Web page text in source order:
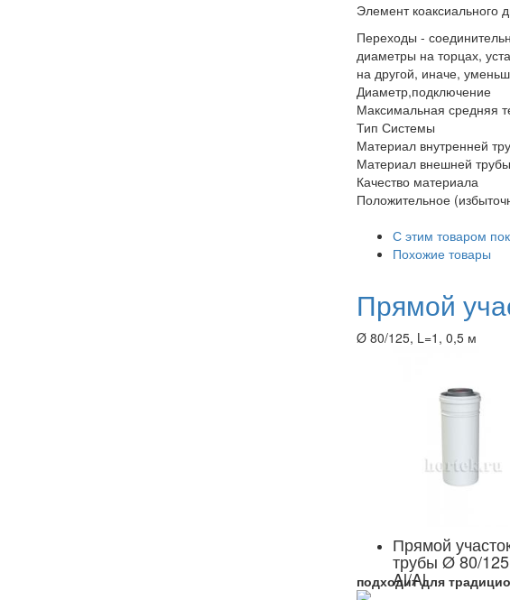
Элемент
Переходы -
диаметры на торцах,
на другой, иначе,
Диаметр,подключение
Максимальная средняя
Тип Системы
Материал внутренней
Материал внешней трубы
Качество материала
Положительное
С этим товаром
Похожие товары
Прямой
Ø 80/125, L=1, 0,5 м
Прямой
трубы Ø 80/125
Al/Al
подходит для